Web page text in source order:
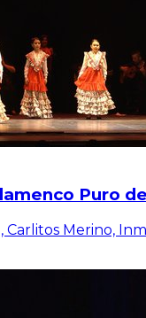
Puro
Merino,